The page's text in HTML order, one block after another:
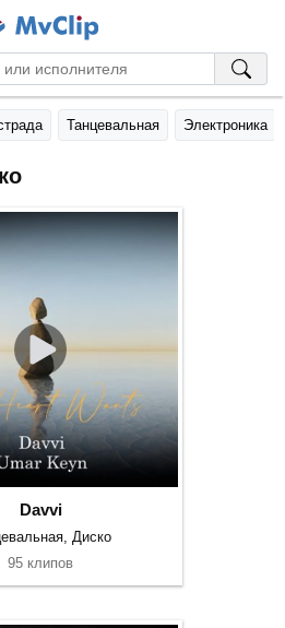
Танцевальная Электроника
Davvi
Диско
95 клипов